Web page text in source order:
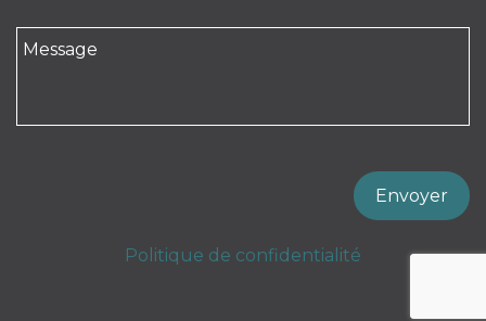
Politique de confidentialité